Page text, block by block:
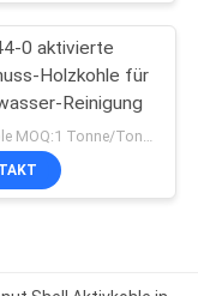
0 aktivierte
Holzkohle für
Reinigung